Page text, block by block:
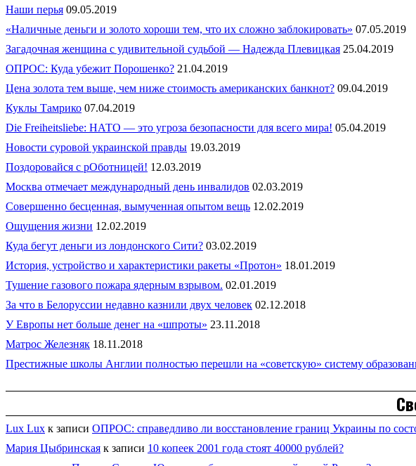
Наши перья 09.05.2019
«Наличные деньги и золото хороши тем, что их сложно заблокировать» 07.05.2019
Загадочная женщина с удивительной судьбой — Надежда Плевицкая 25.04.2019
ОПРОС: Куда убежит Порошенко? 21.04.2019
Цена золота тем выше, чем ниже стоимость американских банкнот? 09.04.2019
Куклы Тамрико 07.04.2019
Die Freiheitsliebe: НАТО — это угроза безопасности для всего мира! 05.04.2019
Новости суровой украинской правды 19.03.2019
Поздоровайся с рОботницей! 12.03.2019
Москва отмечает международный день инвалидов 02.03.2019
Совершенно бесценная, вымученная опытом вещь 12.02.2019
Ощущения жизни 12.02.2019
Куда бегут деньги из лондонского Сити? 03.02.2019
История, устройство и характеристики ракеты «Протон» 18.01.2019
Тушение газового пожара ядерным взрывом. 02.01.2019
За что в Белоруссии недавно казнили двух человек 02.12.2018
У Европы нет больше денег на «шпроты» 23.11.2018
Матрос Железняк 18.11.2018
Престижные школы Англии полностью перешли на «советскую» систему
Lux Lux к записи ОПРОС: справедливо ли восстановление границ Украины по
Мария Цыбринская к записи 10 копеек 2001 года стоят 40000 рублей?